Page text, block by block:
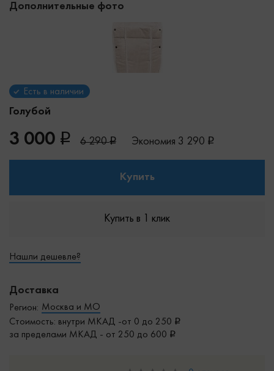
Дополнительные фото
Голубой
Есть в наличии
3 000 6 290 Экономия 3 290
Купить
Купить в 1 клик
Нашли дешевле?
Доставка
Регион: Москва и МО
Стоимость: внутри МКАД -от 0 до 250
за пределами МКАД - от 250 до 600